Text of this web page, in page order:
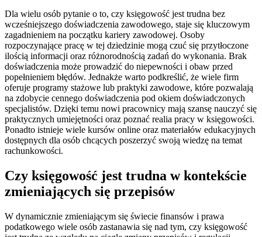
Dla wielu osób pytanie o to, czy księgowość jest trudna bez
wcześniejszego doświadczenia zawodowego, staje się kluczowym
zagadnieniem na początku kariery zawodowej. Osoby
rozpoczynające pracę w tej dziedzinie mogą czuć się przytłoczone
ilością informacji oraz różnorodnością zadań do wykonania. Brak
doświadczenia może prowadzić do niepewności i obaw przed
popełnieniem błędów. Jednakże warto podkreślić, że wiele firm
oferuje programy stażowe lub praktyki zawodowe, które pozwalają
na zdobycie cennego doświadczenia pod okiem doświadczonych
specjalistów. Dzięki temu nowi pracownicy mają szansę nauczyć się
praktycznych umiejętności oraz poznać realia pracy w księgowości.
Ponadto istnieje wiele kursów online oraz materiałów edukacyjnych
dostępnych dla osób chcących poszerzyć swoją wiedzę na temat
rachunkowości.
Czy księgowość jest trudna w kontekście
zmieniających się przepisów
W dynamicznie zmieniającym się świecie finansów i prawa
podatkowego wiele osób zastanawia się nad tym, czy księgowość